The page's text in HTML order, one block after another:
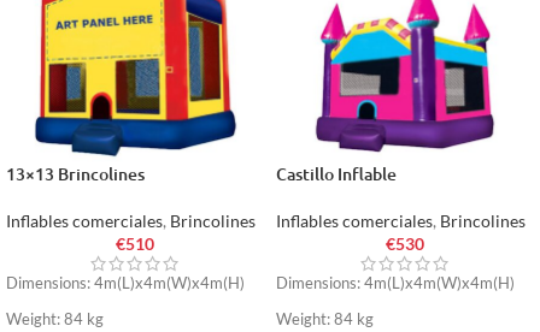
13×13 Brincolines
Inflables comerciales, Brincolines
€510
Dimensions: 4m(L)x4m(W)x4m(H)
Weight: 84 kg
Castillo Inflable
Inflables comerciales, Brincolines
€530
Dimensions: 4m(L)x4m(W)x4m(H)
Weight: 84 kg